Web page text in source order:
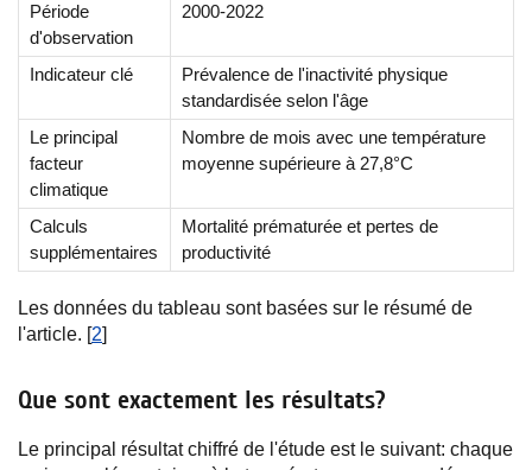
Période
d'observation
2000-2022
Indicateur clé
Prévalence de l'inactivité physique
standardisée selon l'âge
Le principal
facteur
climatique
Nombre de mois avec une température
moyenne supérieure à 27,8°C
Calculs
supplémentaires
Mortalité prématurée et pertes de
productivité
Les données du tableau sont basées sur le résumé de
l'article. [2]
Que sont exactement les résultats?
Le principal résultat chiffré de l'étude est le suivant: chaque